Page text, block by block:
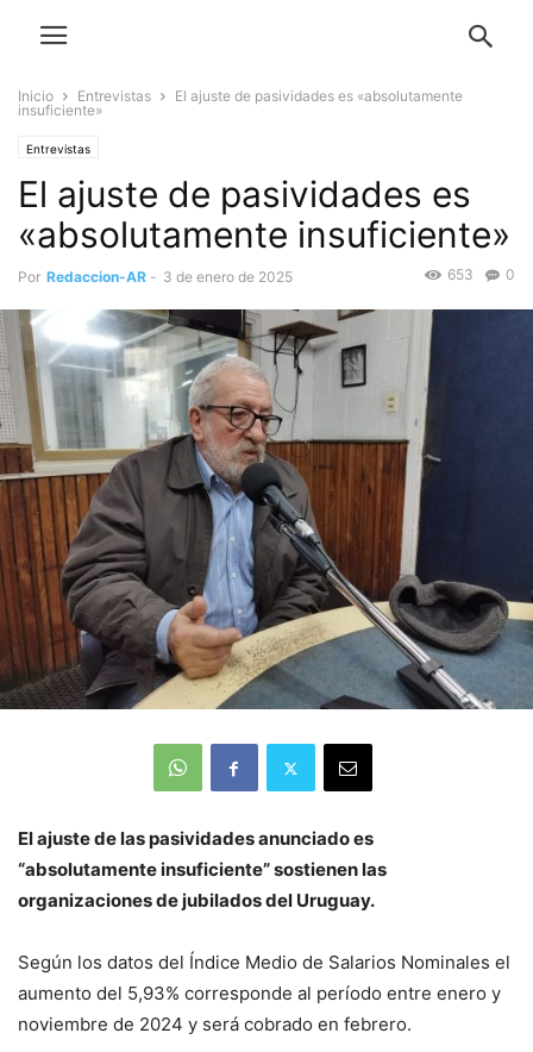
Inicio Entrevistas
El ajuste de pasividades es «absolutamente
insuficiente»
Entrevistas
El ajuste de pasividades es
«absolutamente insuficiente»
Por Redaccion-AR - 3 de enero de 2025 0
653
El ajuste de las pasividades anunciado es
“absolutamente insuficiente” sostienen las
organizaciones de jubilados del Uruguay.
Según los datos del Índice Medio de Salarios Nominales el
aumento del 5,93% corresponde al período entre enero y
noviembre de 2024 y será cobrado en febrero.